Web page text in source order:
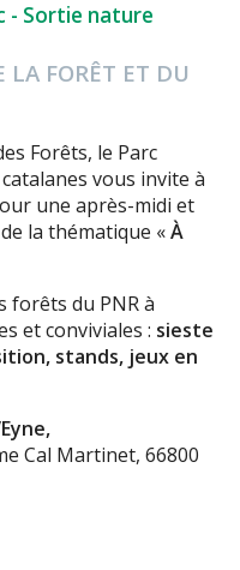
- Sortie nature
FORÊT ET DU
Forêts, le Parc
vous invite à
une après-midi et
la thématique «À
forêts du PNR à
et conviviales : sieste
stands, jeux en
Cal Martinet, 66800